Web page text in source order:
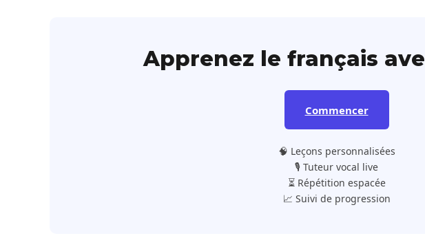
Apprenez le français
Commencer
🧠 Leçons personnalisées
🎙️ Tuteur vocal live
⏳ Répétition espacée
📈 Suivi de progression